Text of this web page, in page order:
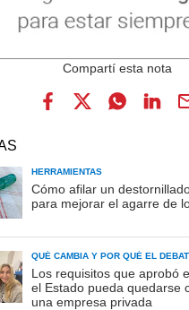
HERRAMIENTAS
Cómo afilar un
para mejorar el agarre de
QUÉ CAMBIA Y POR QUÉ EL
Los requisitos que aprobó
el Estado pueda quedarse
una empresa privada